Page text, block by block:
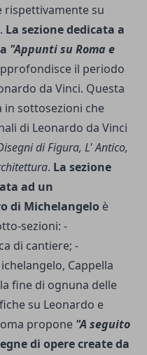
rispettivamente su
La sezione dedicata a
"Appunti su Roma e
il periodo
da Vinci. Questa
in sottosezioni che
di Leonardo da Vinci
di Figura, L' Antico,
. La sezione
ad un
di Michelangelo è
sezioni: -
di cantiere; -
Cappella
fine di ognuna delle
su Leonardo e
propone "A seguito
di opere create da